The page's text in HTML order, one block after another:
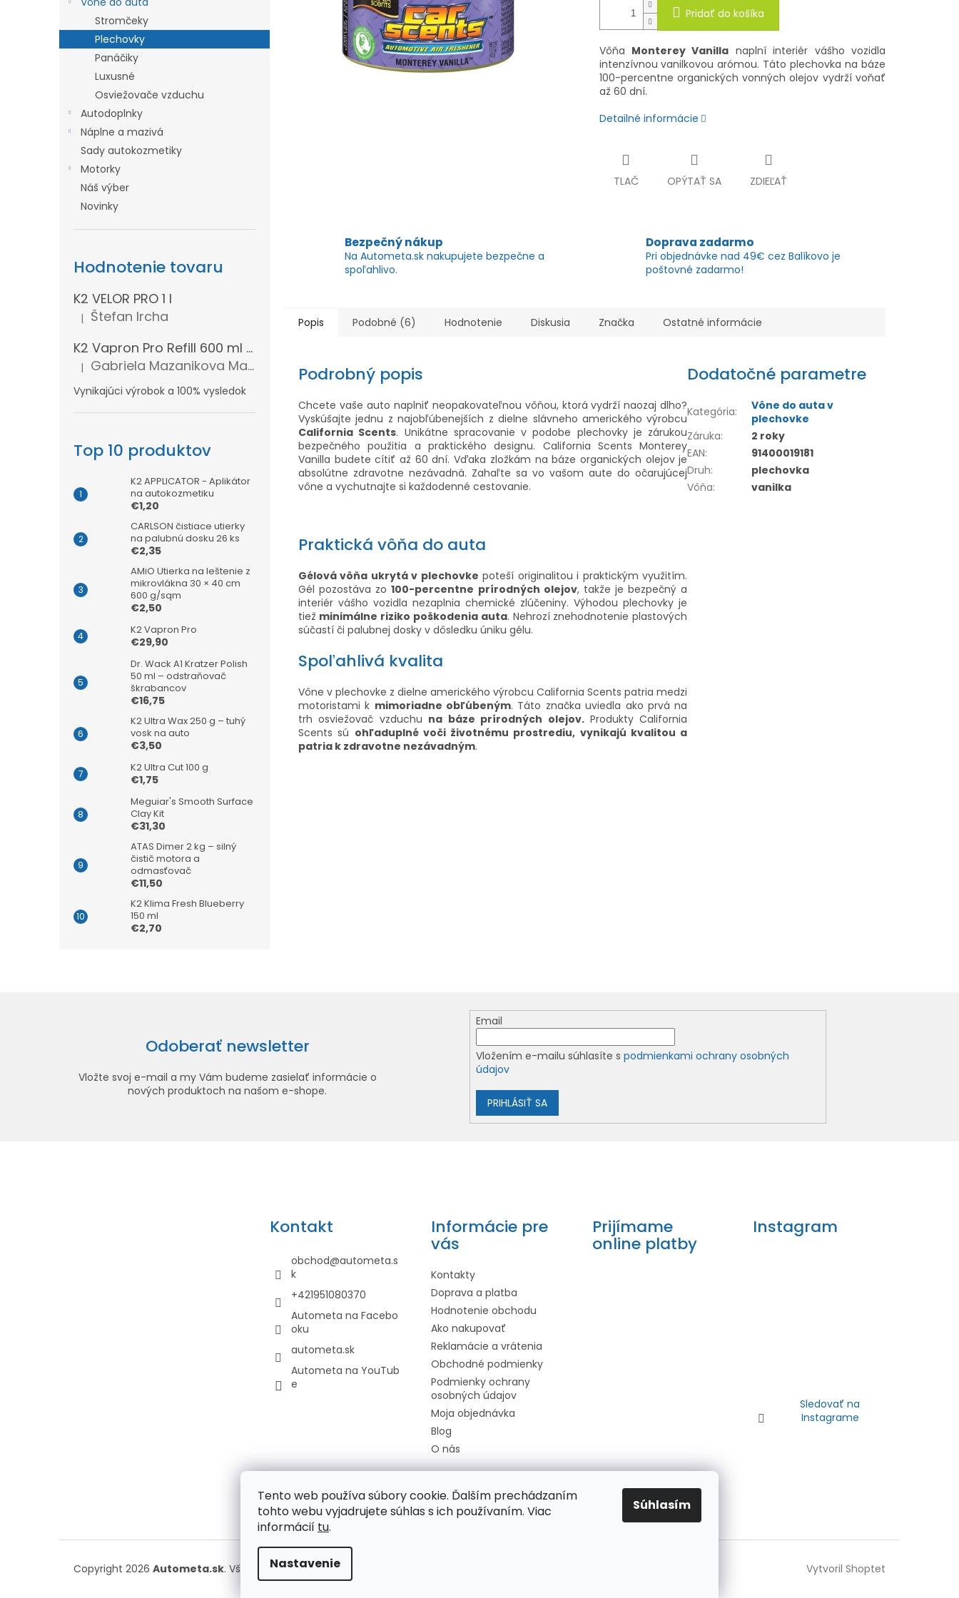
Tento web používa súbory cookie. Ďalším prechádzaním
tohto webu vyjadrujete súhlas s ich používaním. Viac
informácií tu.
Nastavenie
Súhlasím
Stromčeky
Plechovky
Panáčiky
Luxusné
Osviežovače vzduchu
Autodoplnky
Náplne a mazivá
Sady autokozmetiky
Motorky
Náš výber
Novinky
Hodnotenie tovaru
K2 VELOR PRO 1 l
Hodnotenie produktu je 5 z 5 hviezdičiek.
| Štefan Ircha
K2 Vapron Pro Refill 600 ml - Náhradná náplň
Hodnotenie produktu je 5 z 5 hviezdičiek.
| Gabriela Mazanikova Mazanikova
Vynikajúci výrobok a 100% vysledok
Top 10 produktov
K2 APPLICATOR - Aplikátor
na autokozmetiku
€1,20
CARLSON čistiace utierky
na palubnú dosku 26 ks
€2,35
AMiO Utierka na leštenie z
mikrovlákna 30 × 40 cm
600 g/sqm
€2,50
K2 Vapron Pro
€29,90
Dr. Wack A1 Kratzer Polish
50 ml – odstraňovač
škrabancov
€16,75
K2 Ultra Wax 250 g – tuhý
vosk na auto
€3,50
K2 Ultra Cut 100 g
€1,75
Meguiar's Smooth Surface
Clay Kit
€31,30
ATAS Dimer 2 kg – silný
čistič motora a
odmasťovač
€11,50
K2 Klima Fresh Blueberry
150 ml
€2,70
Pridať do košíka
Vôňa Monterey Vanilla naplní interiér vášho vozidla
intenzívnou vanilkovou arómou. Táto plechovka na báze
100-percentne organických vonných olejov vydrží voňať
až 60 dní.
Detailné informácie
TLAČ OPÝTAŤ SA ZDIEĽAŤ
Bezpečný nákup
Na Autometa.sk nakupujete bezpečne a
spoľahlivo.
Doprava zadarmo
Pri objednávke nad 49€ cez Balíkovo je
poštovné zadarmo!
Popis Podobné (6) Hodnotenie Diskusia Značka Ostatné informácie
Podrobný popis
Chcete vaše auto naplniť neopakovateľnou vôňou, ktorá vydrží naozaj dlho?
Vyskúšajte jednu z najobľúbenejších z dielne slávneho amerického výrobcu
California Scents. Unikátne spracovanie v podobe plechovky je zárukou
bezpečného použitia a praktického designu. California Scents Monterey
Vanilla budete cítiť až 60 dní. Vďaka zložkám na báze organických olejov je
absolútne zdravotne nezávadná. Zahaľte sa vo vašom aute do očarujúcej
vône a vychutnajte si každodenné cestovanie.
Praktická vôňa do auta
Gélová vôňa ukrytá v plechovke poteší originalitou i praktickým využitím.
Gél pozostáva zo100-percentne prírodných olejov, takže je bezpečný a
interiér vášho vozidla nezaplnia chemické zlúčeniny. Výhodou plechovky je
tiež minimálne riziko poškodenia auta. Nehrozí znehodnotenie plastových
súčastí či palubnej dosky v dôsledku úniku gélu.
Spoľahlivá kvalita
Vône v plechovke z dielne amerického výrobcu California Scents patria medzi
motoristami k mimoriadne obľúbeným. Táto značka uviedla ako prvá na
trh osviežovač vzduchu na báze prírodných olejov.Produkty California
Scents sú ohľaduplné voči životnému prostrediu, vynikajú kvalitou a
patria k zdravotne nezávadným.
Dodatočné parametre
Kategória:
Vône do auta v
plechovke
Záruka:
2 roky
EAN:
91400019181
Druh:
plechovka
Vôňa: vanilka
Odoberať newsletter
Vložte svoj e-mail a my Vám budeme zasielať informácie o
nových produktoch na našom e-shope.
Email
Vložením e-mailu súhlasíte spodmienkami ochrany osobných
údajov
PRIHLÁSIŤ SA
Kontakt
obchod@autometa.s
k
+421951080370
Autometa na Facebo
oku
autometa.sk
Autometa na YouTub
e
Informácie pre
vás
Kontakty
Doprava a platba
Hodnotenie obchodu
Ako nakupovať
Reklamácie a vrátenia
Obchodné podmienky
Podmienky ochrany
osobných údajov
Moja objednávka
Blog
O nás
Prijímame
online platby
Instagram
Sledovať na
Instagrame
Vytvoril Shoptet
Copyright 2026 Autometa.sk. Všetky práva vyhradené.